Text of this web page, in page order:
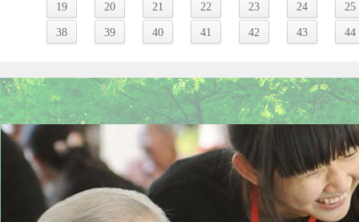
19 20 21 22 23 24 25
38 39 40 41 42 43 44